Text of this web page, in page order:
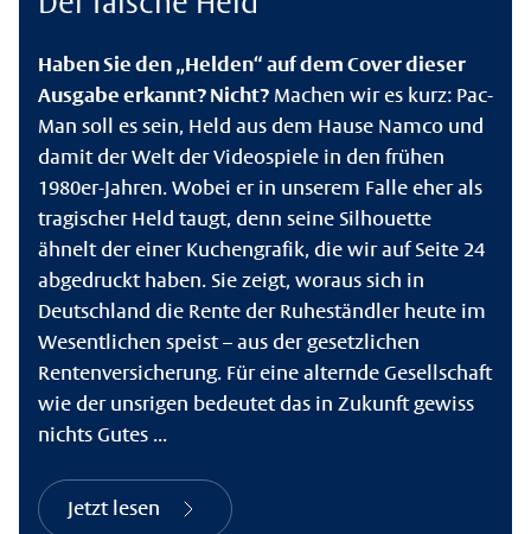
Haben Sie den „Helden“ auf dem Cover dieser
Ausgabe erkannt? Nicht? Machen wir es kurz: Pac-
Man soll es sein, Held aus dem Hause Namco und
damit der Welt der Videospiele in den frühen
1980er-Jahren. Wobei er in unserem Falle eher als
tragischer Held taugt, denn seine Silhouette
ähnelt der einer Kuchengrafik, die wir auf Seite 24
abgedruckt haben. Sie zeigt, woraus sich in
Deutschland die Rente der Ruheständler heute im
Wesentlichen speist – aus der gesetzlichen
Rentenversicherung. Für eine alternde Gesellschaft
wie der unsrigen bedeutet das in Zukunft gewiss
nichts Gutes ...
Jetzt lesen